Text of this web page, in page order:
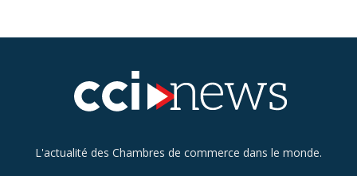
L'actualité des Chambres de commerce dans le monde.